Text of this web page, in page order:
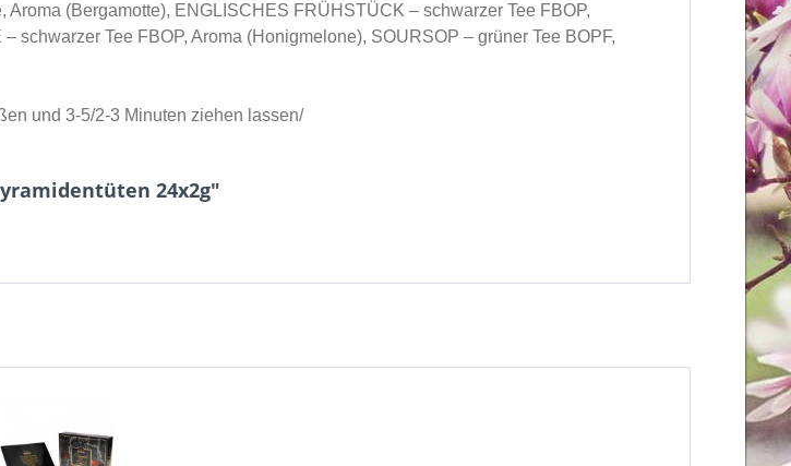
(Bergamotte), ENGLISCHES FRÜHSTÜCK – schwarzer Tee FBOP,
schwarzer Tee FBOP, Aroma (Honigmelone), SOURSOP – grüner Tee BOPF,
und 3-5/2-3 Minuten ziehen lassen/
24x2g"